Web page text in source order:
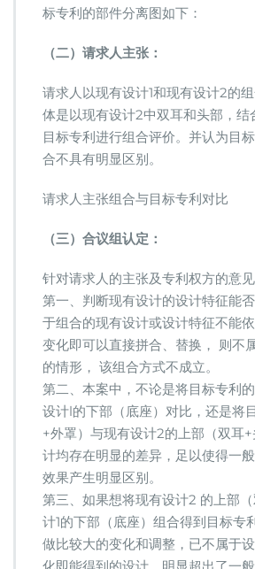
标专利的部件分离图如下：
（二）请求人主张：
请求人以现有设计1和现有设计2的
体是以现有设计2中双耳和头部，结
目标专利进行组合评价。并认为目
合不具有明显区别。
请求人主张组合与目标专利对比
（三）合议组认定：
针对请求人的主张及专利权方的意
第一、判断现有设计的设计特征能
于组合的现有设计或设计特征不能
变化即可以直接拼合、替换， 则不
的情形， 该组合方式不成立。
第二、本案中，不论是将目标专利
设计l的下部（底座）对比，还是将
+外罩）与现有设计2的上部（双耳
计均存在明显的差异，足以使得一
效果产生明显区别。
第三、如果想将现有设计2 的上部
计1的下部（底座）组合得到目标专
做比较大的变化和调整，已不属于